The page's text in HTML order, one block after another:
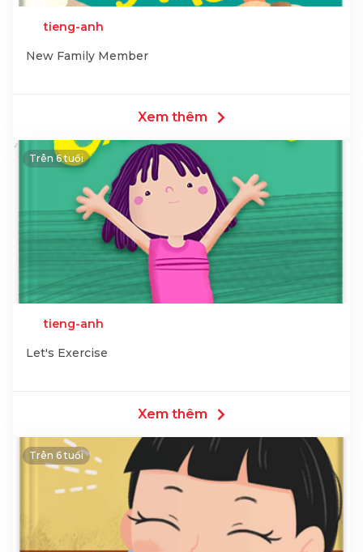
tieng-anh
New Family Member
Xem thêm
Trên 6 tuổi
tieng-anh
Let's Exercise
Xem thêm
Trên 6 tuổi